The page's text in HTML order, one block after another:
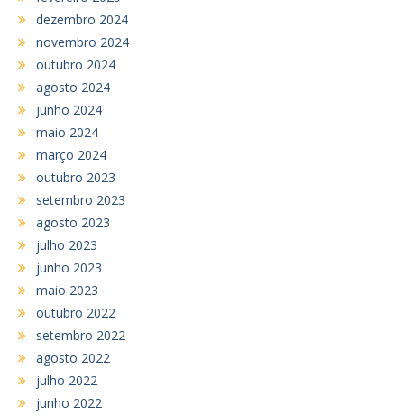
dezembro 2024
novembro 2024
outubro 2024
agosto 2024
junho 2024
maio 2024
março 2024
outubro 2023
setembro 2023
agosto 2023
julho 2023
junho 2023
maio 2023
outubro 2022
setembro 2022
agosto 2022
julho 2022
junho 2022